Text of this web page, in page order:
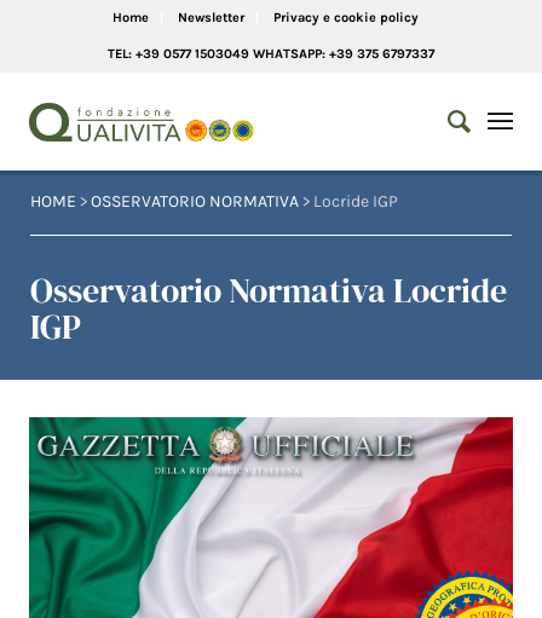
Home Newsletter Privacy e cookie policy
TEL: +39 0577 1503049 WHATSAPP: +39 375 6797337
HOME >OSSERVATORIO NORMATIVA > Locride IGP
Osservatorio Normativa Locride
IGP